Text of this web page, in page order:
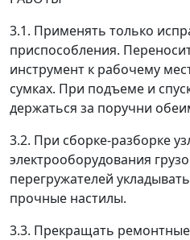
3.1. Применять только
приспособления.
инструмент к рабочему
сумках. При подъеме и
держаться за поручни
3.2. При сборке-разборке
электрооборудования
перегружателей
прочные настилы.
3.3. Прекращать